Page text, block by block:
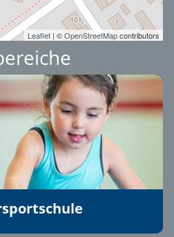
Leaflet | ©OpenStreetMapcontributors